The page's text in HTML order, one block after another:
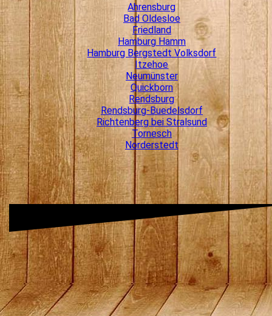
Ahrensburg
Bad Oldesloe
Friedland
Hamburg Hamm
Hamburg Bergstedt Volksdorf
Itzehoe
Neumünster
Quickborn
Rendsburg
Rendsburg-Buedelsdorf
Richtenberg bei Stralsund
Tornesch
Norderstedt